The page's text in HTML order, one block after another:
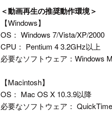
＜動画再生の推奨動作環境＞
【Windows】
OS： Windows 7/Vista/XP/2000
CPU： Pentium 4 3.2GHz以上
必要なソフトウェア：Windows
【Macintosh】
OS： Mac OS X 10.3.9以降
必要なソフトウェア：